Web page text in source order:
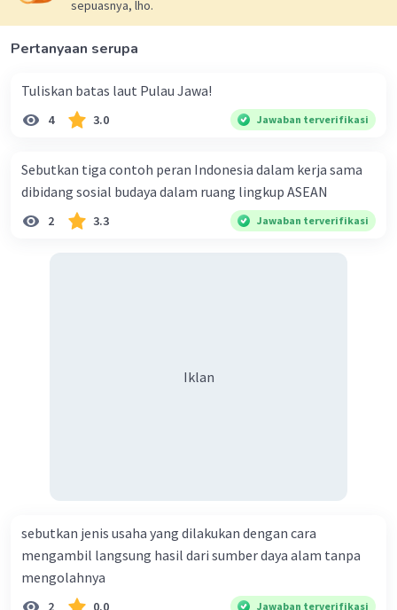
sepuasnya, lho.
Pertanyaan serupa
Tuliskan batas laut Pulau Jawa!
4 3.0 Jawaban terverifikasi
Sebutkan tiga contoh peran Indonesia dalam kerja sama
dibidang sosial budaya dalam ruang lingkup ASEAN
2 3.3 Jawaban terverifikasi
Iklan
sebutkan jenis usaha yang dilakukan dengan cara
mengambil langsung hasil dari sumber daya alam tanpa
mengolahnya
2 0.0 Jawaban terverifikasi